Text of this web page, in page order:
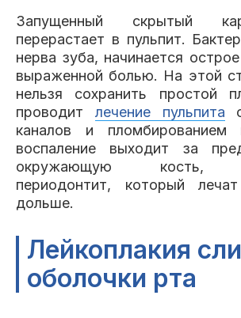
Запущенный скрытый
перерастает в пульпит.
нерва зуба, начинается
выраженной болью. На этой
нельзя сохранить простой
проводит лечение пульпита
каналов и пломбированием
воспаление выходит за
окружающую кость,
периодонтит, который лечат
дольше.
Лейкоплакия
оболочки рта